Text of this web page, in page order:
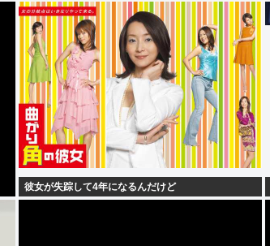
彼女が失踪して4年になるんだけど